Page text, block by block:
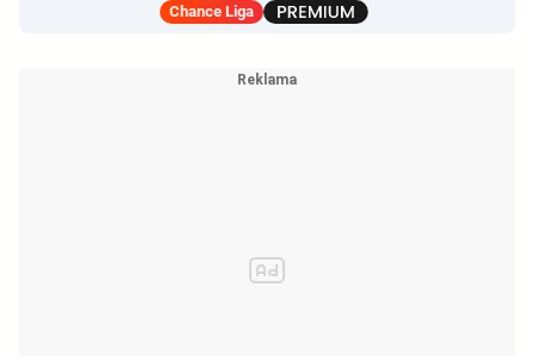
přichází záložník Baníku
Chance Liga